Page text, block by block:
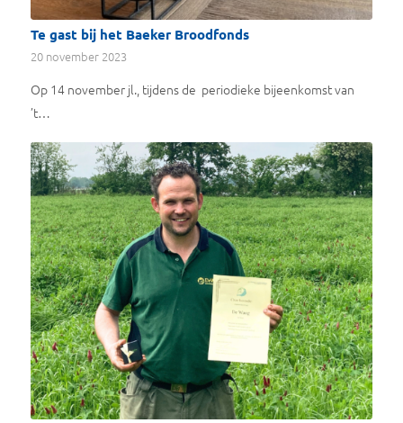
Te gast bij het Baeker Broodfonds
20 november 2023
Op 14 november jl., tijdens de periodieke bijeenkomst van
’t…